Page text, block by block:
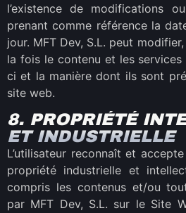
l’existence de modifications
prenant comme référence la
jour. MFT Dev, S.L. peut
la fois le contenu et les
ci et la manière dont ils sont
site web.
8. PROPRIÉTÉ
ET INDUSTRIELLE
L’utilisateur reconnaît et
propriété industrielle et
compris les contenus et/ou
par MFT Dev, S.L. sur le Site